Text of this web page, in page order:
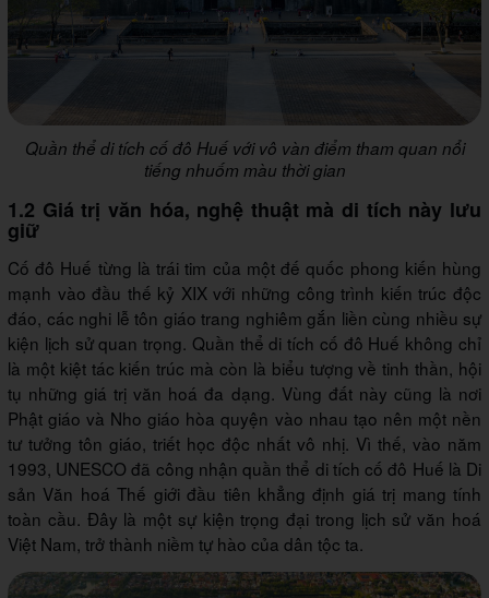
Quần thể di tích cố đô Huế với vô vàn điểm tham quan nổi
tiếng nhuốm màu thời gian
1.2 Giá trị văn hóa, nghệ thuật mà di tích này lưu
giữ
Cố đô Huế từng là trái tim của một đế quốc phong kiến hùng
mạnh vào đầu thế kỷ XIX với những công trình kiến trúc độc
đáo, các nghi lễ tôn giáo trang nghiêm gắn liền cùng nhiều sự
kiện lịch sử quan trọng. Quần thể di tích cố đô Huế không chỉ
là một kiệt tác kiến trúc mà còn là biểu tượng về tinh thần, hội
tụ những giá trị văn hoá đa dạng. Vùng đất này cũng là nơi
Phật giáo và Nho giáo hòa quyện vào nhau tạo nên một nền
tư tưởng tôn giáo, triết học độc nhất vô nhị. Vì thế, vào năm
1993, UNESCO đã công nhận quần thể di tích cố đô Huế là Di
sản Văn hoá Thế giới đầu tiên khẳng định giá trị mang tính
toàn cầu. Đây là một sự kiện trọng đại trong lịch sử văn hoá
Việt Nam, trở thành niềm tự hào của dân tộc ta.